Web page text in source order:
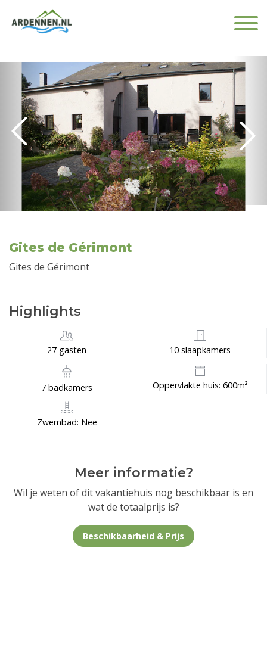
Gites de Gérimont
Gites de Gérimont
Highlights
27 gasten 10 slaapkamers
7 badkamers Oppervlakte huis: 600m²
Zwembad: Nee
Meer informatie?
Wil je weten of dit vakantiehuis nog beschikbaar is en
wat de totaalprijs is?
Beschikbaarheid & Prijs